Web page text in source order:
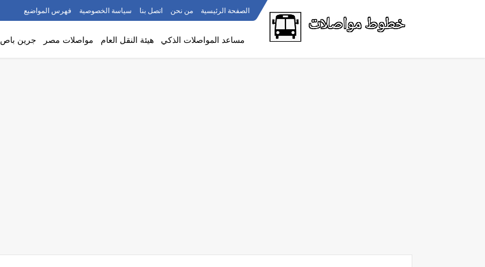
الصفحة الرئيسية من نحن اتصل بنا سياسة الخصوصية فهرس المواضيع
مساعد المواصلات الذكي هيئة النقل العام مواصلات مصر جرين باص